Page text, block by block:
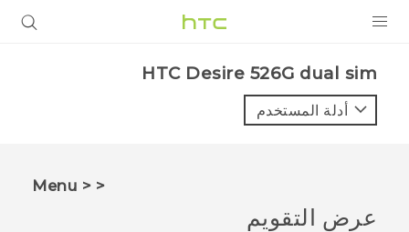
VIVE
VIVERSE
HTC Desire 526G dual sim‎
أدلة المستخدم
< < Menu
عرض التقويم